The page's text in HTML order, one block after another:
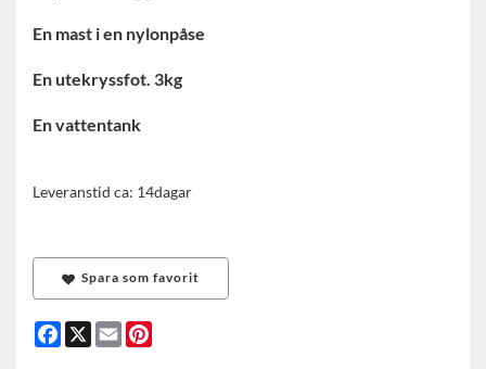
En mast i en nylonpåse
En utekryssfot. 3kg
En vattentank
Leveranstid ca: 14dagar
Spara som favorit
Facebook
X Email